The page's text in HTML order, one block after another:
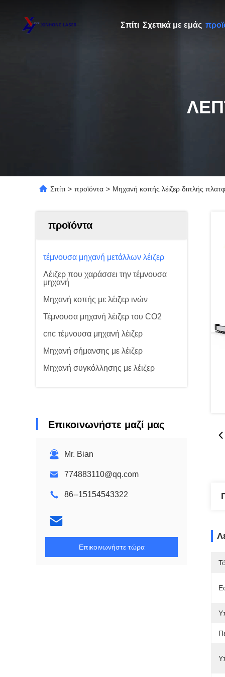
Σπίτι Σχετικά με εμάς
Σπίτι > προϊόντα > Μηχανή κοπής λέιζερ διπλής
προϊόντα
τέμνουσα μηχανή μετάλλων λέιζερ
Λέιζερ που χαράσσει την τέμνουσα
μηχανή
Μηχανή κοπής με λέιζερ ινών
Τέμνουσα μηχανή λέιζερ του CO2
cnc τέμνουσα μηχανή λέιζερ
Μηχανή σήμανσης με λέιζερ
Μηχανή συγκόλλησης με λέιζερ
Επικοινωνήστε μαζί μας
Mr. Bian
774883110@qq.com
86--15154543322
Επικοινωνήστε τώρα